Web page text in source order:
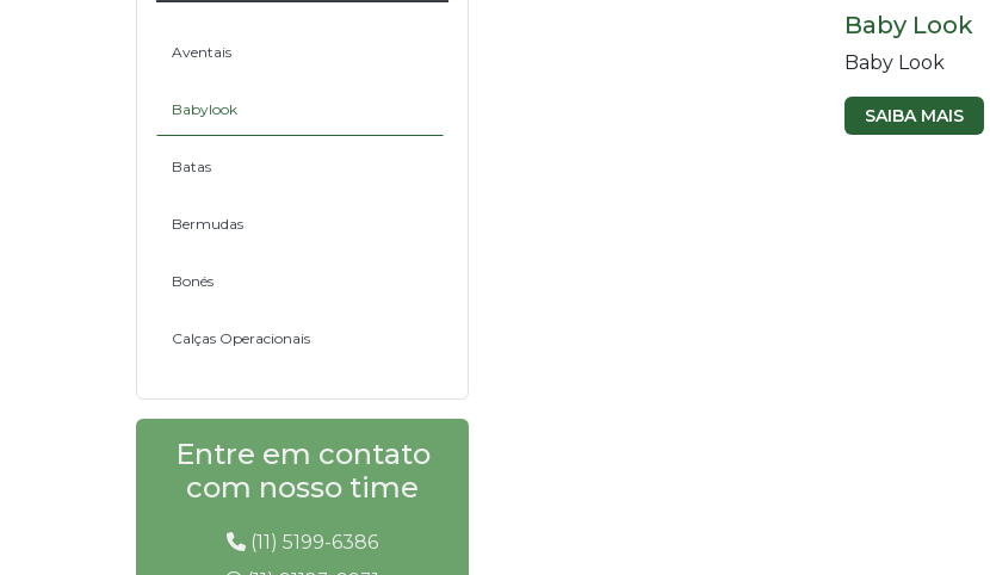
Baby Look
Baby Look
SAIBA MAIS
Aventais
Babylook
Batas
Bermudas
Bonés
Calças Operacionais
Camisas em Brim
Camisetas Operacionais
Conjuntos em Brim
Entre em contato
com nosso time
(11) 5199-6386